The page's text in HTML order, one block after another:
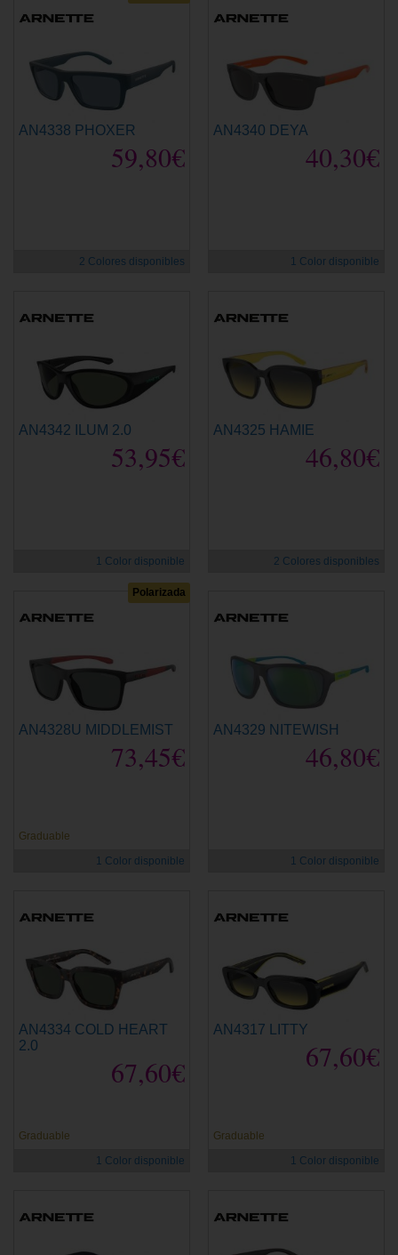
AN4338 PHOXER
59,80€
2 Colores disponibles
AN4340 DEYA
40,30€
1 Color disponible
AN4342 ILUM 2.0
53,95€
1 Color disponible
AN4325 HAMIE
46,80€
2 Colores disponibles
Polarizada
AN4328U MIDDLEMIST
73,45€
Graduable
1 Color disponible
AN4329 NITEWISH
46,80€
1 Color disponible
AN4334 COLD HEART
2.0
67,60€
Graduable
1 Color disponible
AN4317 LITTY
67,60€
Graduable
1 Color disponible